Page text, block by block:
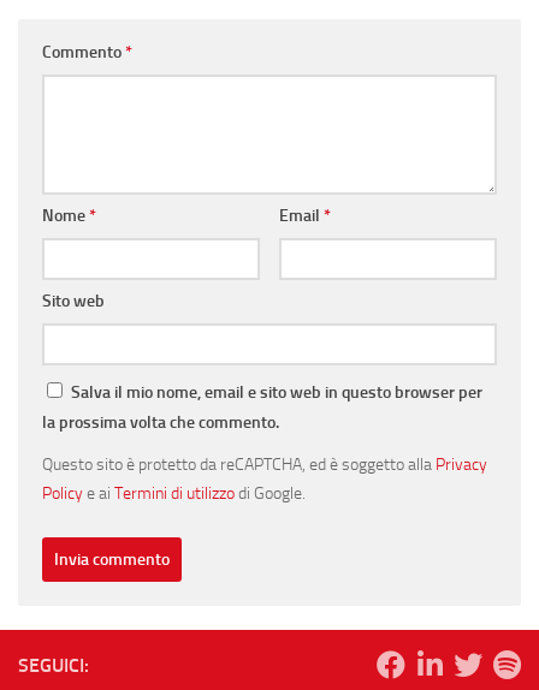
Commento*
Nome* Email *
Sito web
Salva il mio nome, email e sito web in questo browser per
la prossima volta che commento.
Questo sito è protetto da reCAPTCHA, ed è soggetto alla Privacy
Policye ai Termini di utilizzodi Google.
SEGUICI: